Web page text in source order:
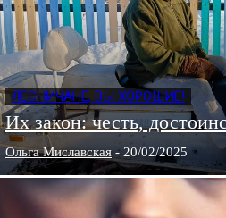
ЛЕСНИЧАНЕ, ВЫ ХОРОШИЕ!
Их закон: честь,
Ольга Миславская - 20/02/2025